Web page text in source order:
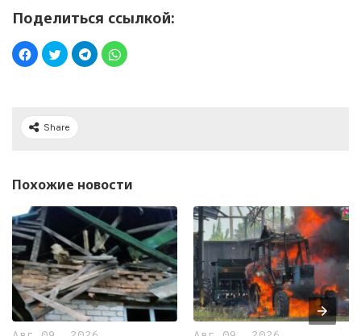
Поделиться ссылкой:
Share
Похожие новости